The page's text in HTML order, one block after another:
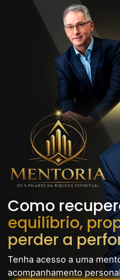
Como
equilíbrio,
perder a
Tenha acesso a uma
acompanhamento